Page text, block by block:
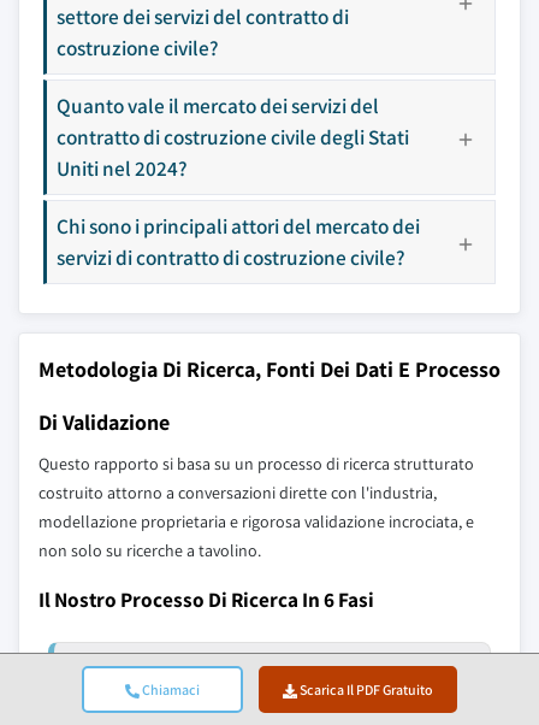
Chiamaci Scarica Il PDF Gratuito
settore dei servizi del contratto di
costruzione civile?
Quanto vale il mercato dei servizi del
contratto di costruzione civile degli Stati
Uniti nel 2024?
Chi sono i principali attori del mercato dei
servizi di contratto di costruzione civile?
Metodologia Di Ricerca, Fonti Dei Dati E Processo
Di Validazione
Questo rapporto si basa su un processo di ricerca strutturato
costruito attorno a conversazioni dirette con l'industria,
modellazione proprietaria e rigorosa validazione incrociata, e
non solo su ricerche a tavolino.
Il Nostro Processo Di Ricerca In 6 Fasi
1. Progettazione Della Ricerca E